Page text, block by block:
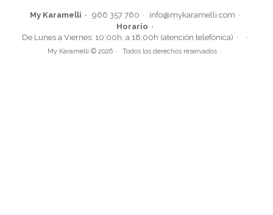
Molde Dora la Exploradora
My Karamelli 966 357 760
info@mykaramelli.com
Horario
De Lunes a Viernes: 10:00h. a 18:00h (atención telefónica)
My Karamelli © 2026 Todos los derechos reservados